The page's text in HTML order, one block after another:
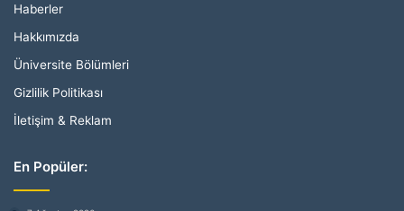
Haberler
Hakkımızda
Üniversite Bölümleri
Gizlilik Politikası
İletişim & Reklam
En Popüler: